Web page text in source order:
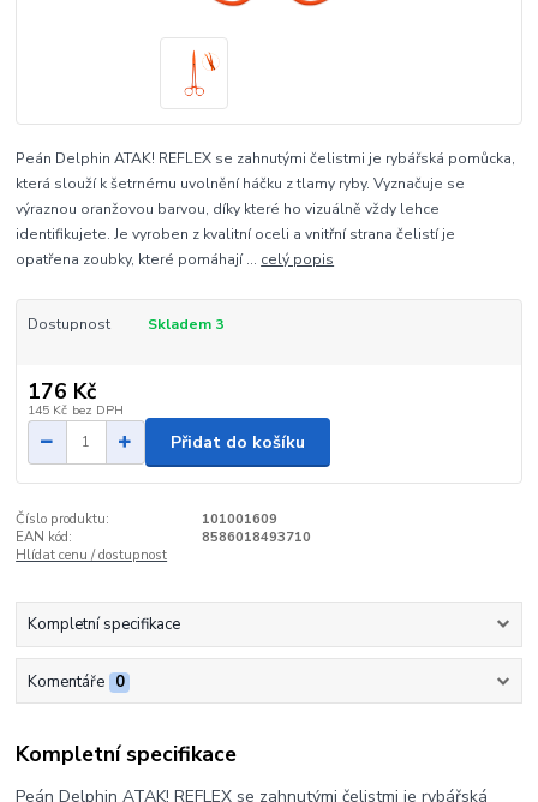
Peán Delphin ATAK! REFLEX se zahnutými čelistmi je rybářská pomůcka,
která slouží k šetrnému uvolnění háčku z tlamy ryby. Vyznačuje se
výraznou oranžovou barvou, díky které ho vizuálně vždy lehce
identifikujete. Je vyroben z kvalitní oceli a vnitřní strana čelistí je
opatřena zoubky, které pomáhají ... celý popis
Dostupnost Skladem 3
176 Kč
145 Kč bez DPH
Přidat do košíku
Číslo produktu:
101001609
EAN kód:
8586018493710
Hlídat cenu / dostupnost
Kompletní specifikace
Komentáře 0
Kompletní specifikace
Peán Delphin ATAK! REFLEX se zahnutými čelistmi je rybářská